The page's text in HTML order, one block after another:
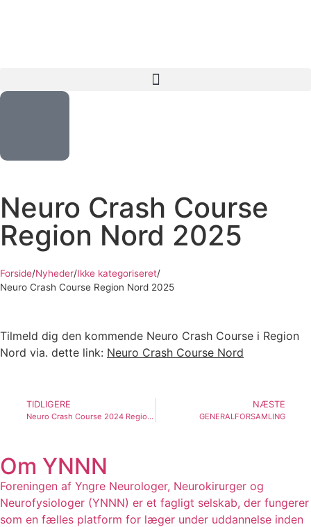
Neuro Crash Course
Region Nord 2025
Forside/Nyheder/Ikke kategoriseret/
Neuro Crash Course Region Nord 2025
Tilmeld dig den kommende Neuro Crash Course i Region
Nord via. dette link: Neuro Crash Course Nord
TIDLIGERE
Neuro Crash Course 2024 Region Syd
NÆSTE
GENERALFORSAMLING
Om YNNN
Foreningen af Yngre Neurologer, Neurokirurger og
Neurofysiologer (YNNN) er et fagligt selskab, der fungerer
som en fælles platform for læger under uddannelse inden